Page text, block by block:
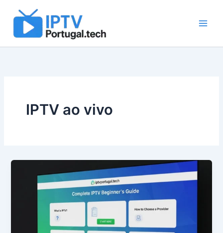
content
IPTV ao vivo